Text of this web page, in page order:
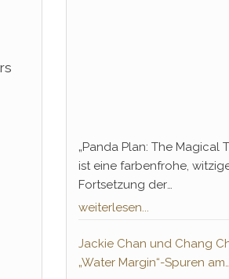
„Panda Plan: The Magical
ist eine farbenfrohe,
Fortsetzung der
Familienkomödie von 2024
wortwörtlich auf
seiner Karriere, in denen er
weiterlesen...
Jackie Chan und Chang
„Water Margin“-Spuren am